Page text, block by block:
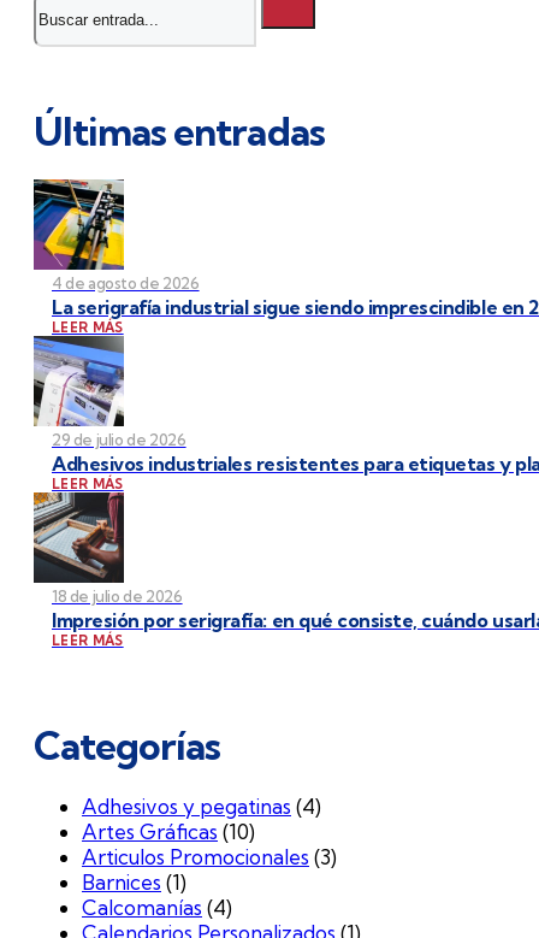
Últimas entradas
4 de agosto de 2026
La serigrafía industrial sigue siendo imprescindible en
LEER MÁS
29 de julio de 2026
Adhesivos industriales resistentes para etiquetas y
LEER MÁS
18 de julio de 2026
Impresión por serigrafía: en qué consiste, cuándo
LEER MÁS
Categorías
Adhesivos y pegatinas (4)
Artes Gráficas (10)
Articulos Promocionales (3)
Barnices (1)
Calcomanías (4)
Calendarios Personalizados (1)